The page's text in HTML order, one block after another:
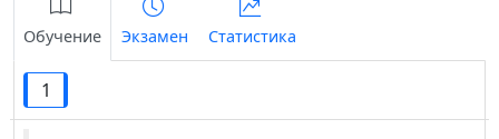
Обучение Экзамен Статистика
1